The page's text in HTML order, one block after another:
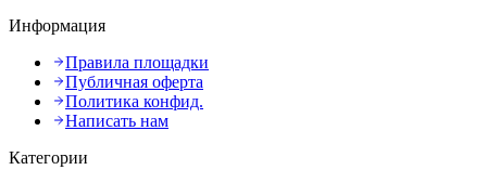
Информация
Правила площадки
Публичная оферта
Политика конфид.
Написать нам
Категории